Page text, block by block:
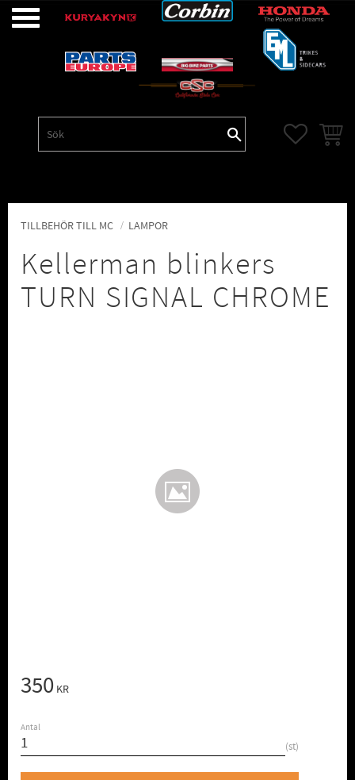
TILLBEHÖR TILL MC LAMPOR
Kellerman blinkers
TURN SIGNAL CHROME
350 KR
Antal
st